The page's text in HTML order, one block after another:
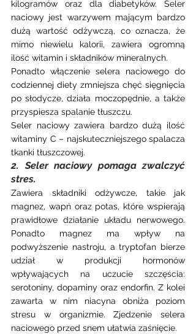
kilogramów oraz dla diabetyków. Seler
naciowy jest warzywem mającym bardzo
dużą wartość odżywczą, co oznacza, że
mimo niewielu kalorii, zawiera ogromną
ilość witamin i składników mineralnych.
Ponadto włączenie selera naciowego do
codziennej diety zmniejsza chęć sięgnięcia
po słodycze, działa moczopędnie, a także
przyspiesza spalanie tłuszczu.
Seler naciowy zawiera bardzo dużą ilość
witaminy C – najskuteczniejszego spalacza
tkanki tłuszczowej.
2. Seler naciowy pomaga zwalczyć
stres.
Zawiera składniki odżywcze, takie jak
magnez, wapń oraz potas, które wspierają
prawidłowe działanie układu nerwowego.
Ponadto magnez ma wpływ na
podwyższenie nastroju, a tryptofan bierze
udział w produkcji hormonów
wpływających na uczucie szczęścia:
serotoniny, dopaminy oraz endorfin. Z kolei
zawarta w nim niacyna obniża poziom
stresu w organizmie. Zjedzenie selera
naciowego przed snem ułatwia zaśnięcie.